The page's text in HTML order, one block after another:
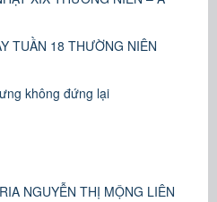
TUẦN 18 THƯỜNG NIÊN
không đứng lại
NGUYỄN THỊ MỘNG LIÊN